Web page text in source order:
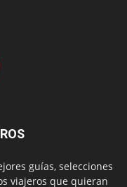
guías, selecciones
viajeros que quieran